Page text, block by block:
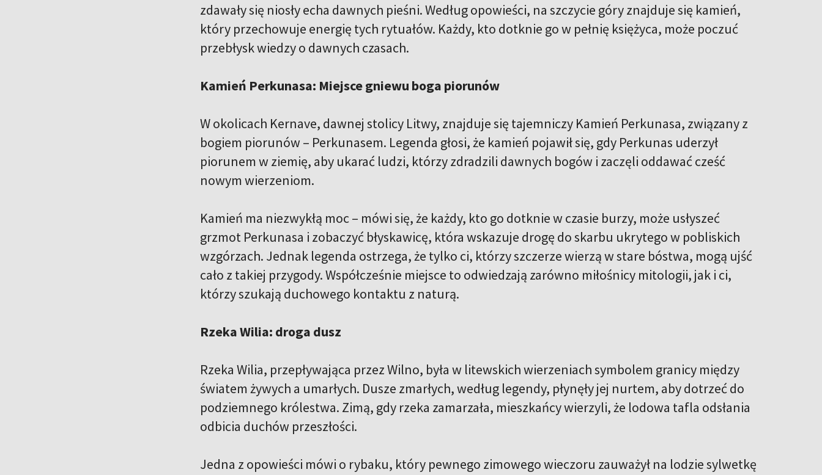
zdawały się niosły echa dawnych pieśni. Według opowieści, na szczycie góry znajduje się kamień,
który przechowuje energię tych rytuałów. Każdy, kto dotknie go w pełnię księżyca, może poczuć
przebłysk wiedzy o dawnych czasach.
Kamień Perkunasa: Miejsce gniewu boga piorunów
W okolicach Kernave, dawnej stolicy Litwy, znajduje się tajemniczy Kamień Perkunasa, związany z
bogiem piorunów – Perkunasem. Legenda głosi, że kamień pojawił się, gdy Perkunas uderzył
piorunem w ziemię, aby ukarać ludzi, którzy zdradzili dawnych bogów i zaczęli oddawać cześć
nowym wierzeniom.
Kamień ma niezwykłą moc – mówi się, że każdy, kto go dotknie w czasie burzy, może usłyszeć
grzmot Perkunasa i zobaczyć błyskawicę, która wskazuje drogę do skarbu ukrytego w pobliskich
wzgórzach. Jednak legenda ostrzega, że tylko ci, którzy szczerze wierzą w stare bóstwa, mogą ujść
cało z takiej przygody. Współcześnie miejsce to odwiedzają zarówno miłośnicy mitologii, jak i ci,
którzy szukają duchowego kontaktu z naturą.
Rzeka Wilia: droga dusz
Rzeka Wilia, przepływająca przez Wilno, była w litewskich wierzeniach symbolem granicy między
światem żywych a umarłych. Dusze zmarłych, według legendy, płynęły jej nurtem, aby dotrzeć do
podziemnego królestwa. Zimą, gdy rzeka zamarzała, mieszkańcy wierzyli, że lodowa tafla odsłania
odbicia duchów przeszłości.
Jedna z opowieści mówi o rybaku, który pewnego zimowego wieczoru zauważył na lodzie sylwetkę